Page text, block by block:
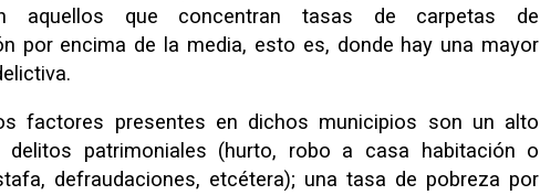
aquellos que concentran tasas de carpetas de
por encima de la media, esto es, donde hay una mayor
factores presentes en dichos municipios son un alto
delitos patrimoniales (hurto, robo a casa habitación o
defraudaciones, etcétera); una tasa de pobreza por